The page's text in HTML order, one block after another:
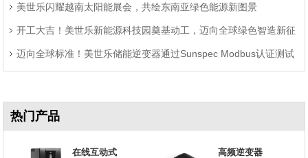
美世乐闪耀越南太阳能展会，共绘东南亚绿色能源新图景
开工大吉！美世乐新能源科技园奠基动工，迈向全球绿色智造新征
程 迈向全球标准！美世乐储能逆变器通过Sunspec Modbus认证测试
热门产品
在线互动式
高频逆变器